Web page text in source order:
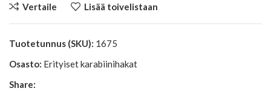
Vertaile Lisää toivelistaan
Tuotetunnus (SKU): 1675
Osasto: Erityiset karabiinihakat
Share: